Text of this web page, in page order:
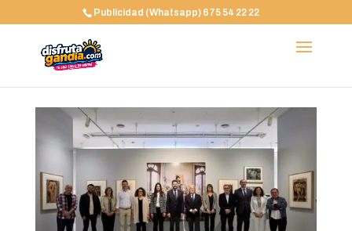
Publicidad (Whatsapp) 675 54 22 22